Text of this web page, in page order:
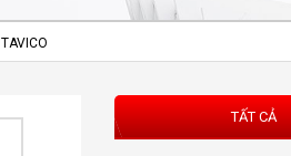
TAVICO
TẤT CẢ